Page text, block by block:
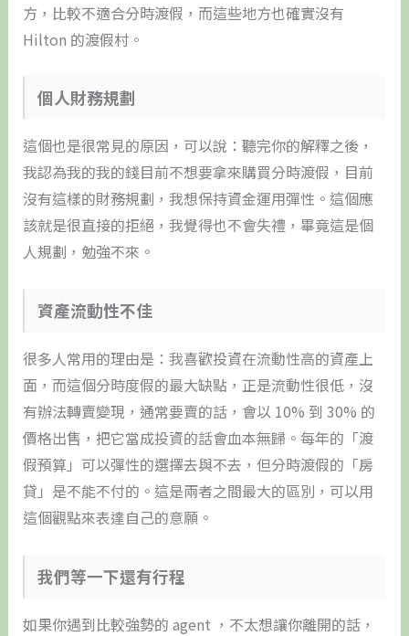
方，比較不適合分時渡假，而這些地方也確實沒有
Hilton 的渡假村。
個人財務規劃
這個也是很常見的原因，可以說：聽完你的解釋之後，
我認為我的我的錢目前不想要拿來購買分時渡假，目前
沒有這樣的財務規劃，我想保持資金運用彈性。這個應
該就是很直接的拒絕，我覺得也不會失禮，畢竟這是個
人規劃，勉強不來。
資產流動性不佳
很多人常用的理由是：我喜歡投資在流動性高的資產上
面，而這個分時度假的最大缺點，正是流動性很低，沒
有辦法轉賣變現，通常要賣的話，會以 10% 到 30% 的
價格出售，把它當成投資的話會血本無歸。每年的「渡
假預算」可以彈性的選擇去與不去，但分時渡假的「房
貸」是不能不付的。這是兩者之間最大的區別，可以用
這個觀點來表達自己的意願。
​我們等一下還有行程
如果你遇到比較強勢的 agent ，不太想讓你離開的話，